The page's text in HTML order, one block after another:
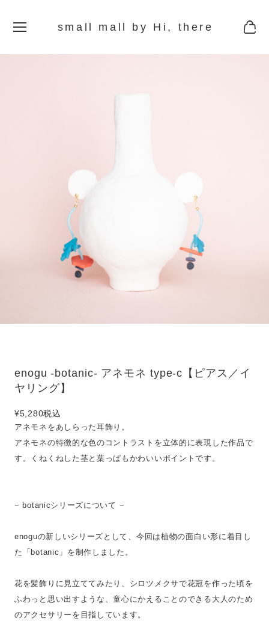
small mall by Hi, there
enogu -botanic- アネモネ type-c【ピアス／イ
ヤリング】
¥5,280税込
アネモネをあしらった耳飾り。
アネモネの特徴的な色のコントラストを立体的に表現した作品で
す。くねくねした茎と葉っぱもかわいいポイントです。
− botanicシリーズについて −
enoguの新しいシリーズとして、今回は植物の面白い形に着目し
た「botanic」を制作しました。
花を髪飾りに見立ててみたり、シロツメクサで花冠を作った頃を
ふわっと思い出すような、童心にかえることのできる大人のため
のアクセサリーを目指しています。